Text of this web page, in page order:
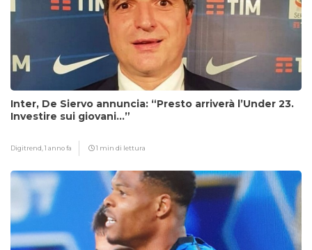
Inter, De Siervo annuncia: “Presto arriverà l’Under 23.
Investire sui giovani…”
Digitrend,1 anno fa 1 min di lettura